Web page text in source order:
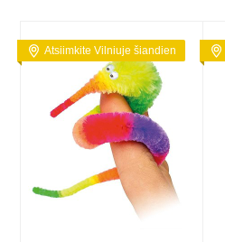
Atsiimkite Vilniuje šiandien